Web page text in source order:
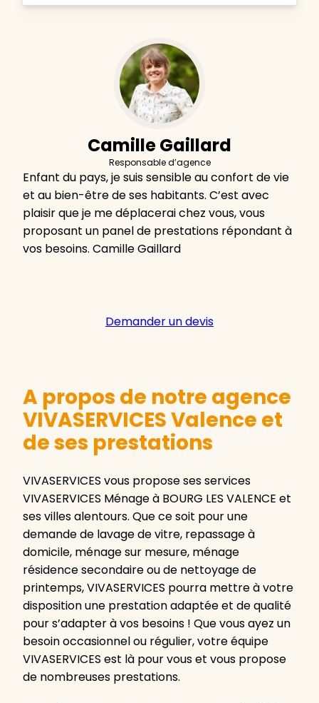
Camille Gaillard
Responsable d’agence
Enfant du pays, je suis sensible au confort de vie
et au bien-être de ses habitants. C’est avec
plaisir que je me déplacerai chez vous, vous
proposant un panel de prestations répondant à
vos besoins. Camille Gaillard
Demander un devis
A propos de notre agence
VIVASERVICES Valence et
de ses prestations
VIVASERVICES vous propose ses services
VIVASERVICES Ménage à BOURG LES VALENCE et
ses villes alentours. Que ce soit pour une
demande de lavage de vitre, repassage à
domicile, ménage sur mesure, ménage
résidence secondaire ou de nettoyage de
printemps, VIVASERVICES pourra mettre à votre
disposition une prestation adaptée et de qualité
pour s’adapter à vos besoins ! Que vous ayez un
besoin occasionnel ou régulier, votre équipe
VIVASERVICES est là pour vous et vous propose
de nombreuses prestations.